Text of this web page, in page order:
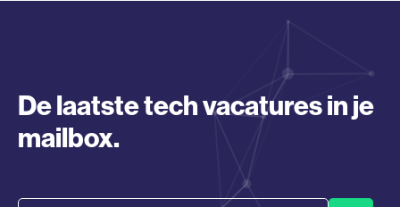
De laatste tech vacatures in je
mailbox.